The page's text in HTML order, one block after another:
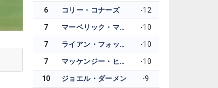
6 コリー・コナーズ -12
7 マーベリック・マクニーリー -10
7 ライアン・フォックス -10
7 マッケンジー・ヒューズ -10
10 ジョエル・ダーメン -9